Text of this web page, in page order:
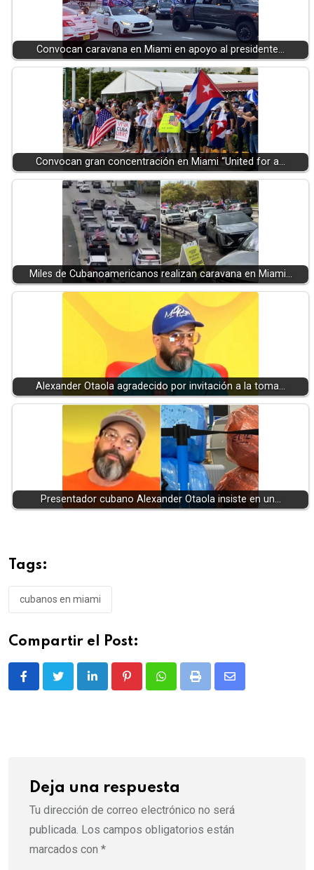
Convocan caravana en Miami en apoyo al presidente…
Convocan gran concentración en Miami “United for a…
Miles de Cubanoamericanos realizan caravana en Miami…
Alexander Otaola agradecido por invitación a la toma…
Presentador cubano Alexander Otaola insiste en un…
Tags:
cubanos en miami
Compartir el Post:
LinkedInPinterestWhatsappPrint
Share
Deja una respuesta
Tu dirección de correo electrónico no será
publicada. Los campos obligatorios están
marcados con *